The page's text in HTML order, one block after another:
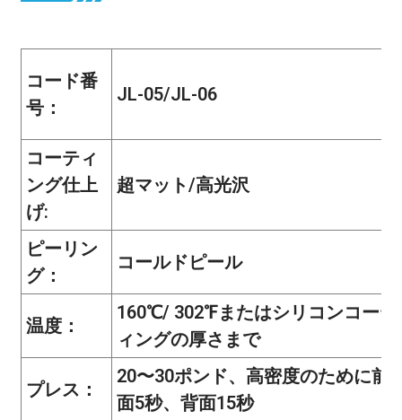
コード番
号：
JL-05/JL-06
コーティ
ング仕上
げ:
超マット/高光沢
ピーリン
グ：
コールドピール
温度：
160℃/ 302℉またはシリコンコーテ
ィングの厚さまで
プレス：
20〜30ポンド、高密度のために前
面5秒、背面15秒